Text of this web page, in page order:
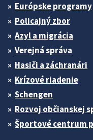
Európske programy
Policajný zbor
Azyl a migrácia
Verejná správa
Hasiči a záchranári
Krízové riadenie
Schengen
Rozvoj občianskej
Športové centrum